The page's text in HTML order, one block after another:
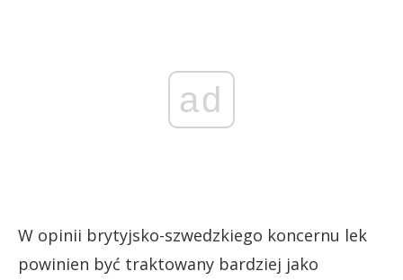
ad
W opinii brytyjsko-szwedzkiego koncernu lek
powinien być traktowany bardziej jako